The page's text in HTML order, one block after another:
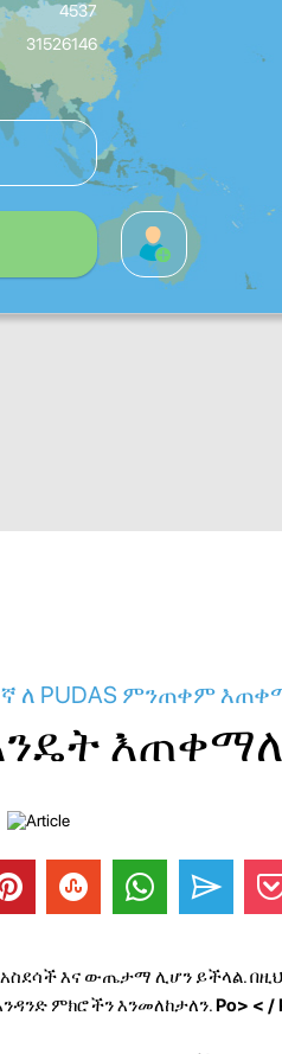
4537
31526146
ለ PUDAS ምንጠቀም
እና ውጤታማ ሊሆን ይችላል. በዚህ
ምክሮችን እንመለከታለን.Po> < /